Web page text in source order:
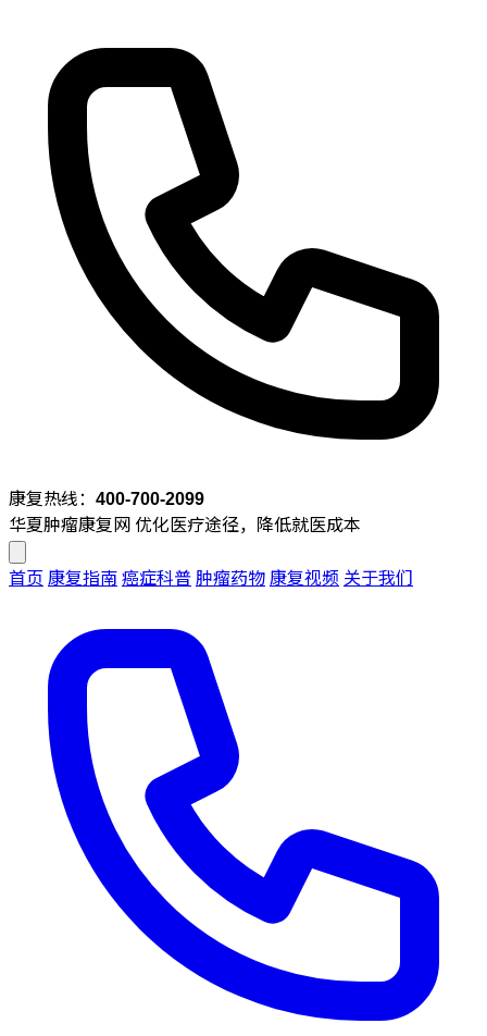
康复热线： 400-700-2099
华夏肿瘤康复网 优化医疗途径，降低就医成本
首页 康复指南癌症科普肿瘤药物康复视频 关于我们